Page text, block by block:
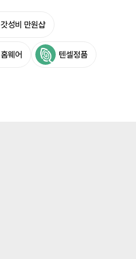
갓성비 만원샵
홈웨어 텐셀정품